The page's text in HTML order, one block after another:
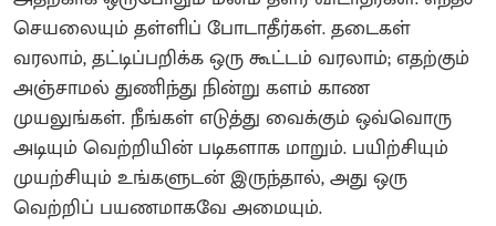
செயலையும் தள்ளிப் போடாதீர்கள். தடைகள்
வரலாம், தட்டிப்பறிக்க ஒரு கூட்டம் வரலாம்; எதற்கும்
அஞ்சாமல் துணிந்து நின்று களம் காண
முயலுங்கள். நீங்கள் எடுத்து வைக்கும் ஒவ்வொரு
அடியும் வெற்றியின் படிகளாக மாறும். பயிற்சியும்
முயற்சியும் உங்களுடன் இருந்தால், அது ஒரு
வெற்றிப் பயணமாகவே அமையும்.